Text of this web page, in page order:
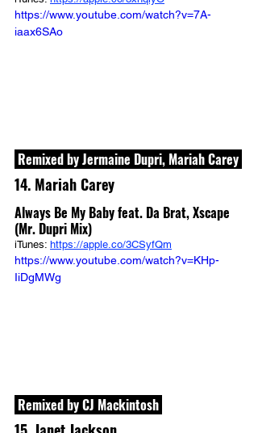
https://www.youtube.com/watch?v=7A-
iaax6SAo
Remixed by Jermaine Dupri, Mariah Carey
14. Mariah Carey
Always Be My Baby feat. Da Brat, Xscape
(Mr. Dupri Mix)
iTunes: https://apple.co/3CSyfQm
https://www.youtube.com/watch?v=KHp-
IiDgMWg
Remixed by CJ Mackintosh